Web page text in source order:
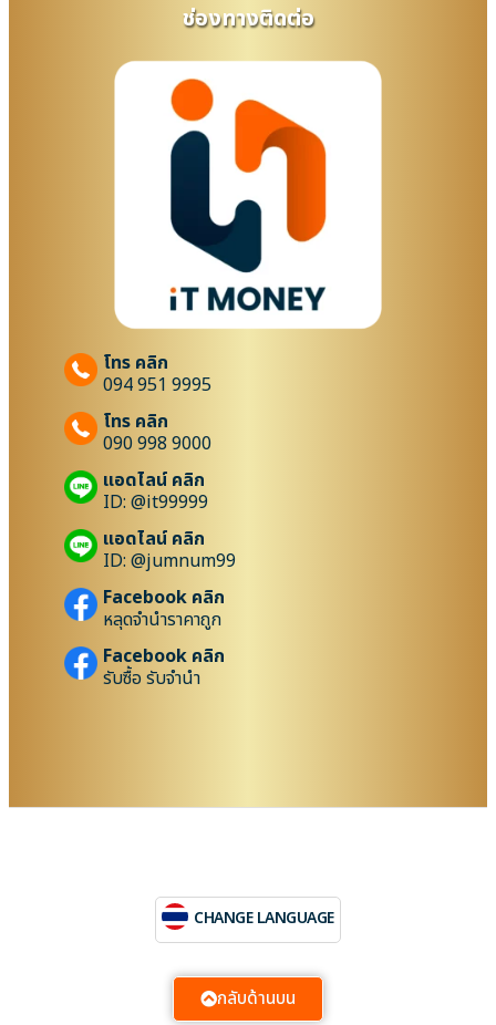
ช่องทางติดต่อ
โทร คลิก
094 951 9995
โทร คลิก
090 998 9000
แอดไลน์ คลิก
ID: @it99999
แอดไลน์ คลิก
ID: @jumnum99
Facebook คลิก
หลุดจำนำราคาถูก
Facebook คลิก
รับซื้อ รับจำนำ
CHANGE LANGUAGE
กลับด้านบน